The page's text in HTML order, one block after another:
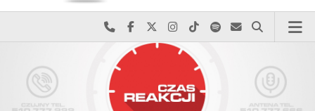
Najlepiej po prostu do nas zadzwoń
Odwiedź nas na Facebook-u
Odwiedź nas na X
Odwiedź nas na Instagram-ie
Odwiedź nas na TikTok-u
Szukaj nas na Spotify
Wyślij do nas
Szukaj